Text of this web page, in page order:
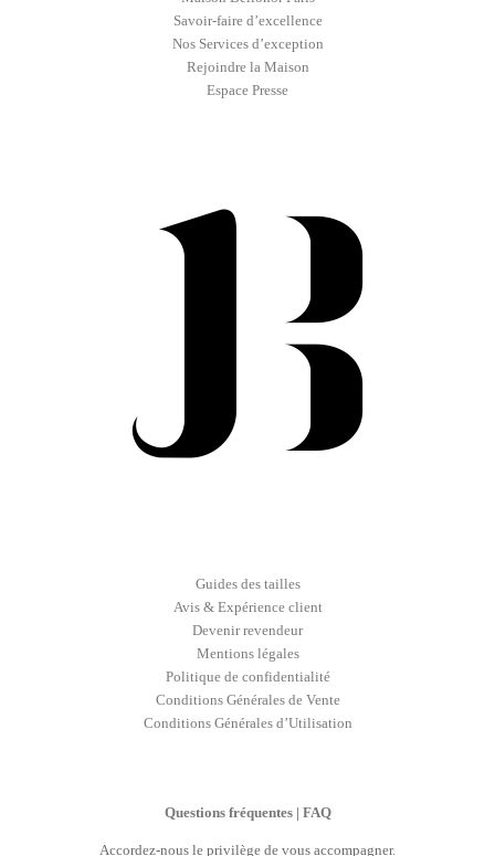
Savoir-faire d’excellence
Nos Services d’exception
Rejoindre la Maison
Espace Presse
Guides des tailles
Avis & Expérience client
Devenir revendeur
Mentions légales
Politique de confidentialité
Conditions Générales de Vente
Conditions Générales d’Utilisation
Questions fréquentes | FAQ
Accordez-nous le privilège de vous accompagner.